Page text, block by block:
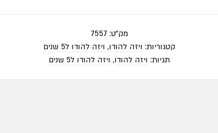
מק"ט:7557
קטגוריות: ויזה להודו, ויזה להודו ל5 שנים
תגיות: ויזה להודו, ויזה להודו ל5 שנים